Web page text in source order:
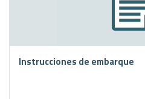
Instrucciones de embarque